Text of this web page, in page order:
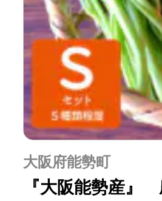
大阪府能勢町
『大阪能勢産』